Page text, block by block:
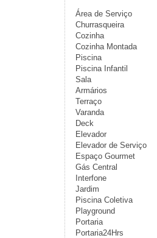
Área de Serviço
Churrasqueira
Cozinha
Cozinha Montada
Piscina
Piscina Infantil
Sala
Armários
Terraço
Varanda
Deck
Elevador
Elevador de Serviço
Espaço Gourmet
Gás Central
Interfone
Jardim
Piscina Coletiva
Playground
Portaria
Portaria24Hrs